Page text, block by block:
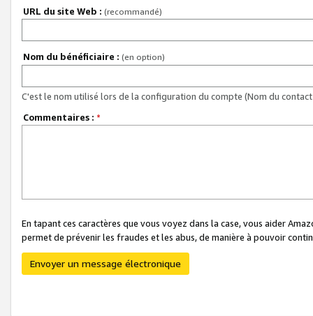
URL du site Web : (recommandé)
Nom du bénéficiaire : (en option)
C'est le nom utilisé lors de la configuration du compte (Nom du
Commentaires : *
En tapant ces caractères que vous voyez dans la case, vous aider
permet de prévenir les fraudes et les abus, de manière à pouvoir
Envoyer un message électronique